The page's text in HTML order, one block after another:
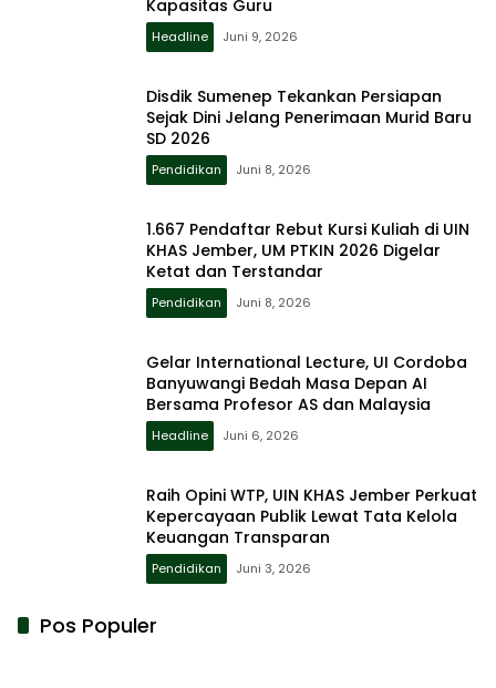
Kapasitas Guru
Headline Juni 9, 2026
Disdik Sumenep Tekankan Persiapan
Sejak Dini Jelang Penerimaan Murid Baru
SD 2026
Pendidikan Juni 8, 2026
1.667 Pendaftar Rebut Kursi Kuliah di UIN
KHAS Jember, UM PTKIN 2026 Digelar
Ketat dan Terstandar
Pendidikan Juni 8, 2026
Gelar International Lecture, UI Cordoba
Banyuwangi Bedah Masa Depan AI
Bersama Profesor AS dan Malaysia
Headline Juni 6, 2026
Raih Opini WTP, UIN KHAS Jember Perkuat
Kepercayaan Publik Lewat Tata Kelola
Keuangan Transparan
Pendidikan Juni 3, 2026
Pos Populer